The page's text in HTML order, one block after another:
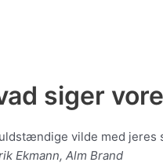
siger
vilde med jeres
Ekmann, Alm Brand